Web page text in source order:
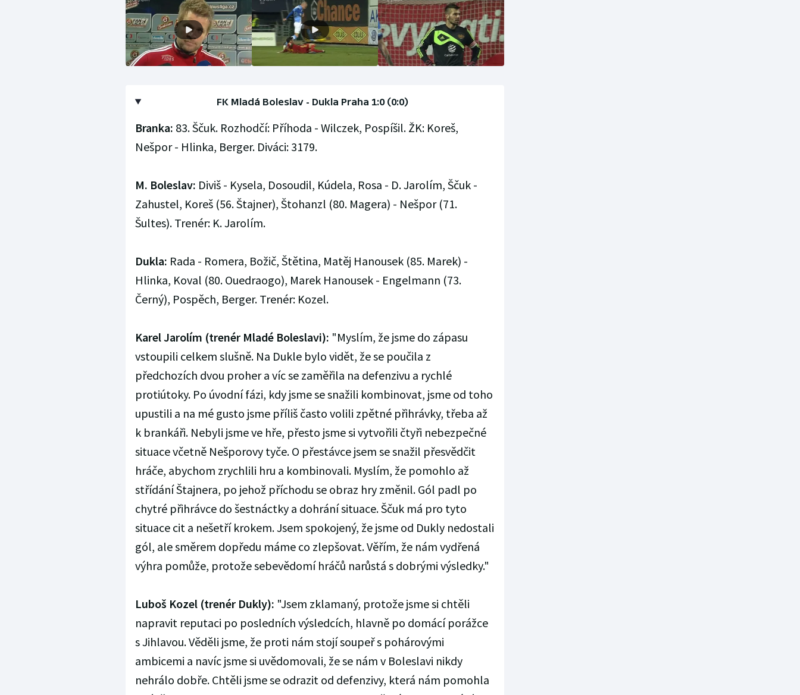
FK Mladá Boleslav - Dukla Praha 1:0 (0:0)
Branka: 83. Ščuk. Rozhodčí: Příhoda - Wilczek, Pospíšil. ŽK: Koreš,
Nešpor - Hlinka, Berger. Diváci: 3179.
M. Boleslav: Diviš - Kysela, Dosoudil, Kúdela, Rosa - D. Jarolím, Ščuk -
Zahustel, Koreš (56. Štajner), Štohanzl (80. Magera) - Nešpor (71.
Šultes). Trenér: K. Jarolím.
Dukla: Rada - Romera, Božič, Štětina, Matěj Hanousek (85. Marek) -
Hlinka, Koval (80. Ouedraogo), Marek Hanousek - Engelmann (73.
Černý), Pospěch, Berger. Trenér: Kozel.
Karel Jarolím (trenér Mladé Boleslavi): "Myslím, že jsme do zápasu
vstoupili celkem slušně. Na Dukle bylo vidět, že se poučila z
předchozích dvou proher a víc se zaměřila na defenzivu a rychlé
protiútoky. Po úvodní fázi, kdy jsme se snažili kombinovat, jsme od toho
upustili a na mé gusto jsme příliš často volili zpětné přihrávky, třeba až
k brankáři. Nebyli jsme ve hře, přesto jsme si vytvořili čtyři nebezpečné
situace včetně Nešporovy tyče. O přestávce jsem se snažil přesvědčit
hráče, abychom zrychlili hru a kombinovali. Myslím, že pomohlo až
střídání Štajnera, po jehož příchodu se obraz hry změnil. Gól padl po
chytré přihrávce do šestnáctky a dohrání situace. Ščuk má pro tyto
situace cit a nešetří krokem. Jsem spokojený, že jsme od Dukly nedostali
gól, ale směrem dopředu máme co zlepšovat. Věřím, že nám vydřená
výhra pomůže, protože sebevědomí hráčů narůstá s dobrými výsledky."
Luboš Kozel (trenér Dukly): "Jsem zklamaný, protože jsme si chtěli
napravit reputaci po posledních výsledcích, hlavně po domácí porážce
s Jihlavou. Věděli jsme, že proti nám stojí soupeř s pohárovými
ambicemi a navíc jsme si uvědomovali, že se nám v Boleslavi nikdy
nehrálo dobře. Chtěli jsme se odrazit od defenzivy, která nám pomohla